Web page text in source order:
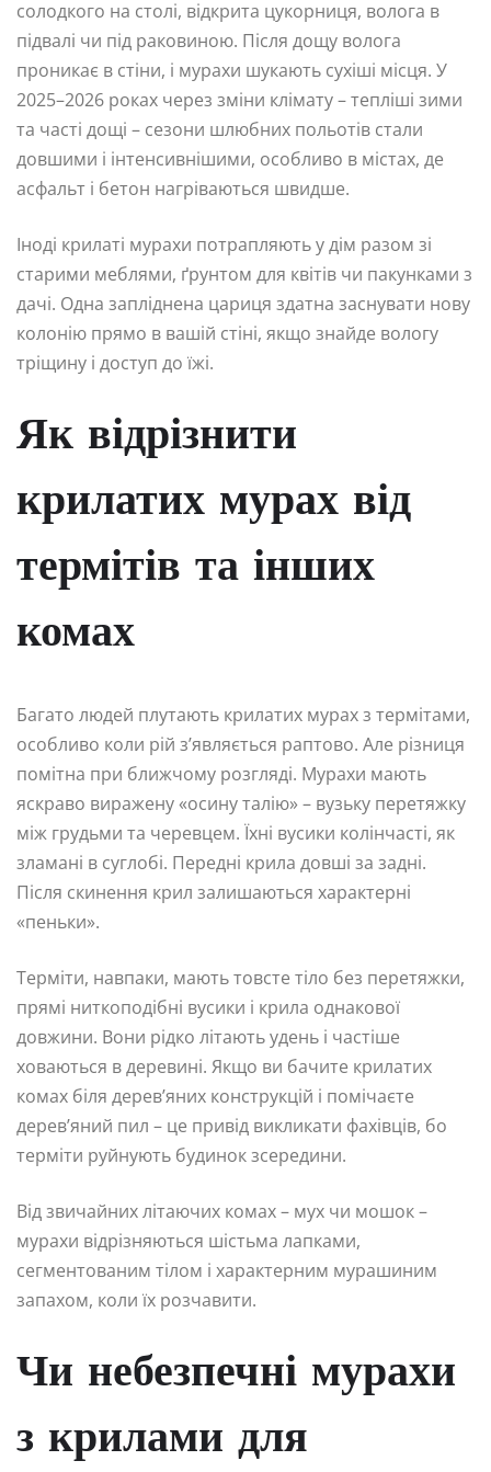
солодкого на столі, відкрита цукорниця, волога в
підвалі чи під раковиною. Після дощу волога
проникає в стіни, і мурахи шукають сухіші місця. У
2025–2026 роках через зміни клімату – тепліші зими
та часті дощі – сезони шлюбних польотів стали
довшими і інтенсивнішими, особливо в містах, де
асфальт і бетон нагріваються швидше.
Іноді крилаті мурахи потрапляють у дім разом зі
старими меблями, ґрунтом для квітів чи пакунками з
дачі. Одна запліднена цариця здатна заснувати нову
колонію прямо в вашій стіні, якщо знайде вологу
тріщину і доступ до їжі.
Як відрізнити
крилатих мурах від
термітів та інших
комах
Багато людей плутають крилатих мурах з термітами,
особливо коли рій з’являється раптово. Але різниця
помітна при ближчому розгляді. Мурахи мають
яскраво виражену «осину талію» – вузьку перетяжку
між грудьми та черевцем. Їхні вусики колінчасті, як
зламані в суглобі. Передні крила довші за задні.
Після скинення крил залишаються характерні
«пеньки».
Терміти, навпаки, мають товсте тіло без перетяжки,
прямі ниткоподібні вусики і крила однакової
довжини. Вони рідко літають удень і частіше
ховаються в деревині. Якщо ви бачите крилатих
комах біля дерев’яних конструкцій і помічаєте
дерев’яний пил – це привід викликати фахівців, бо
терміти руйнують будинок зсередини.
Від звичайних літаючих комах – мух чи мошок –
мурахи відрізняються шістьма лапками,
сегментованим тілом і характерним мурашиним
запахом, коли їх розчавити.
Чи небезпечні мурахи
з крилами для